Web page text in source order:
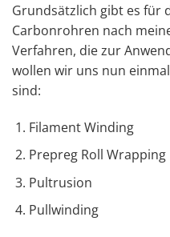
Grundsätzlich gibt es für
Carbonrohren nach
Verfahren, die zur
wollen wir uns nun
sind:
Filament Winding
Prepreg Roll Wrapping
Pultrusion
Pullwinding